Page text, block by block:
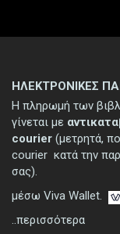
ΗΛΕΚΤΡΟΝΙΚΕΣ
Η πληρωμή των
γίνεται με
courier (μετρητά,
courier κατά την
σας).
μέσω Viva Wallet.
..περισσότερα